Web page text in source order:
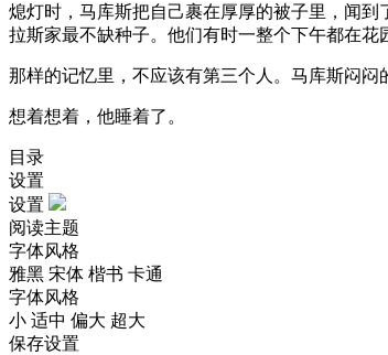
熄灯时，马库斯把自己裹在厚厚的被子里，闻
拉斯家最不缺种子。他们有时一整个下午都在花
那样的记忆里，不应该有第三个人。马库斯闷
想着想着，他睡着了。
目录
设置
设置
阅读主题
字体风格
雅黑 宋体 楷书 卡通
字体风格
小 适中 偏大 超大
保存设置